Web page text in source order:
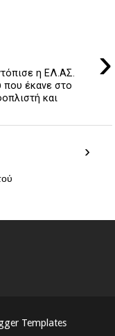
›
η ΕΛ.ΑΣ.
που έκανε στο
και
›
Templates